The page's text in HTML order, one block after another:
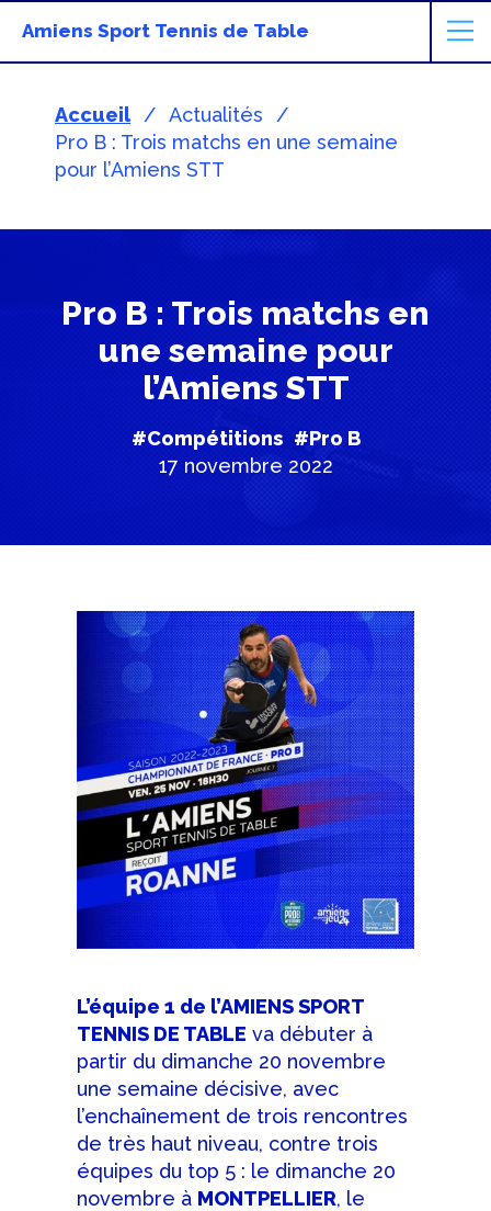
Amiens Sport Tennis de Table
Accueil
Actualités
Pro B : Trois matchs en une semaine
pour l’Amiens STT
Pro B : Trois matchs en
une semaine pour
l’Amiens STT
#Compétitions #Pro B
17 novembre 2022
L’équipe 1 de l’AMIENS SPORT
TENNIS DE TABLE va débuter à
partir du dimanche 20 novembre
une semaine décisive, avec
l’enchaînement de trois rencontres
de très haut niveau, contre trois
équipes du top 5 : le dimanche 20
novembre à MONTPELLIER, le